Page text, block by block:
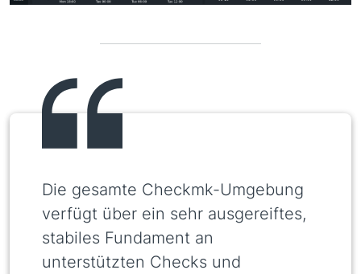
Die gesamte Checkmk-Umgebung
verfügt über ein sehr ausgereiftes,
stabiles Fundament an
unterstützten Checks und